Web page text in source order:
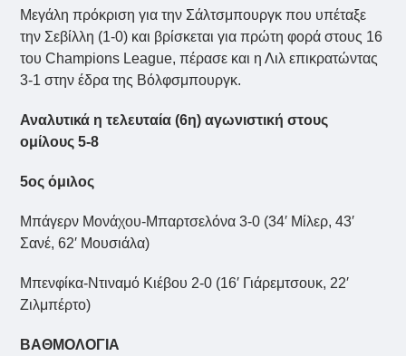
Μεγάλη πρόκριση για την Σάλτσμπουργκ που υπέταξε
την Σεβίλλη (1-0) και βρίσκεται για πρώτη φορά στους 16
του Champions League, πέρασε και η Λιλ επικρατώντας
3-1 στην έδρα της Βόλφσμπουργκ.
Αναλυτικά η τελευταία (6η) αγωνιστική στους
ομίλους 5-8
5oς όμιλος
Μπάγερν Μονάχου-Μπαρτσελόνα 3-0 (34′ Mίλερ, 43′
Σανέ, 62′ Mουσιάλα)
Μπενφίκα-Ντιναμό Κιέβου 2-0 (16′ Γιάρεμτσουκ, 22′
Ζιλμπέρτο)
ΒΑΘΜΟΛΟΓΙΑ